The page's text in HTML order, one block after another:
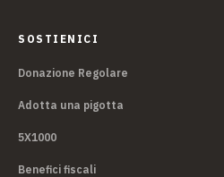
SOSTIENICI
Donazione Regolare
Adotta una pigotta
5X1000
Benefici fiscali